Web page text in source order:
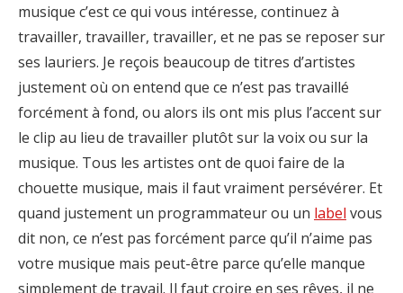
musique c’est ce qui vous intéresse, continuez à
travailler, travailler, travailler, et ne pas se reposer sur
ses lauriers. Je reçois beaucoup de titres d’artistes
justement où on entend que ce n’est pas travaillé
forcément à fond, ou alors ils ont mis plus l’accent sur
le clip au lieu de travailler plutôt sur la voix ou sur la
musique. Tous les artistes ont de quoi faire de la
chouette musique, mais il faut vraiment persévérer. Et
quand justement un programmateur ou un label vous
dit non, ce n’est pas forcément parce qu’il n’aime pas
votre musique mais peut-être parce qu’elle manque
simplement de travail. Il faut croire en ses rêves, il ne